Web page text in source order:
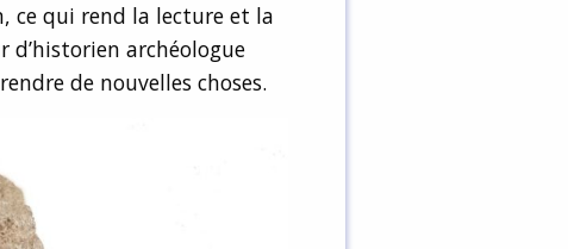
ce qui rend la lecture et la
d’historien archéologue
de nouvelles choses.